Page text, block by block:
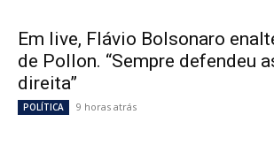
Em live, Flávio Bolsonaro
de Pollon. “Sempre defendeu
direita”
POLÍTICA 9 horas atrás